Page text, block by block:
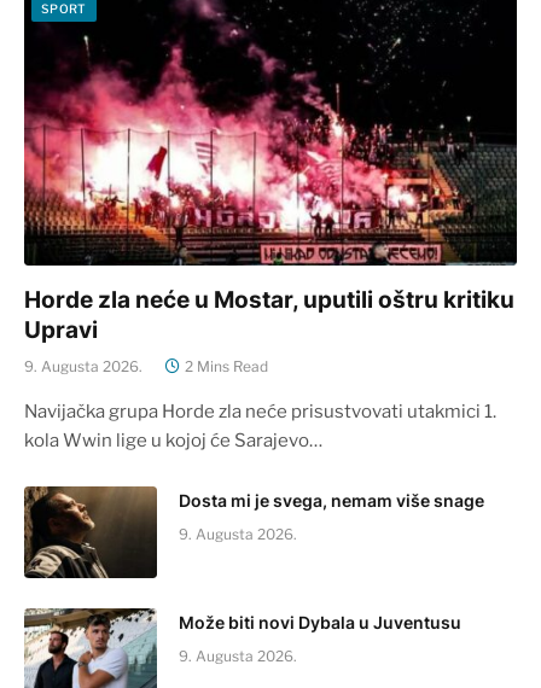
SPORT
Horde zla neće u Mostar, uputili oštru kritiku
Upravi
9. Augusta 2026. 2 Mins Read
Navijačka grupa Horde zla neće prisustvovati utakmici 1.
kola Wwin lige u kojoj će Sarajevo…
Dosta mi je svega, nemam više snage
9. Augusta 2026.
Može biti novi Dybala u Juventusu
9. Augusta 2026.